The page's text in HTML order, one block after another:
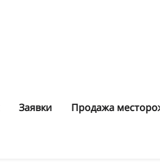
Заявки Продажа